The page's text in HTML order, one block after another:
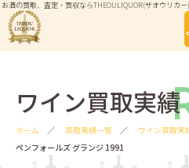
お酒の買取、査定・買収ならTHEOULIQUOR(ザオウリカー)
ワイン買取実績
ホーム 買取実績一覧
ワイン買取実
ペンフォールズ グランジ 1991